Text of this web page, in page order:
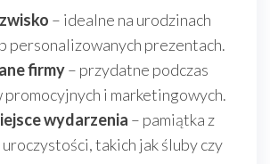
– idealne na urodzinach
personalizowanych prezentach.
firmy– przydatne podczas
i marketingowych.
wydarzenia – pamiątka z
takich jak śluby czy